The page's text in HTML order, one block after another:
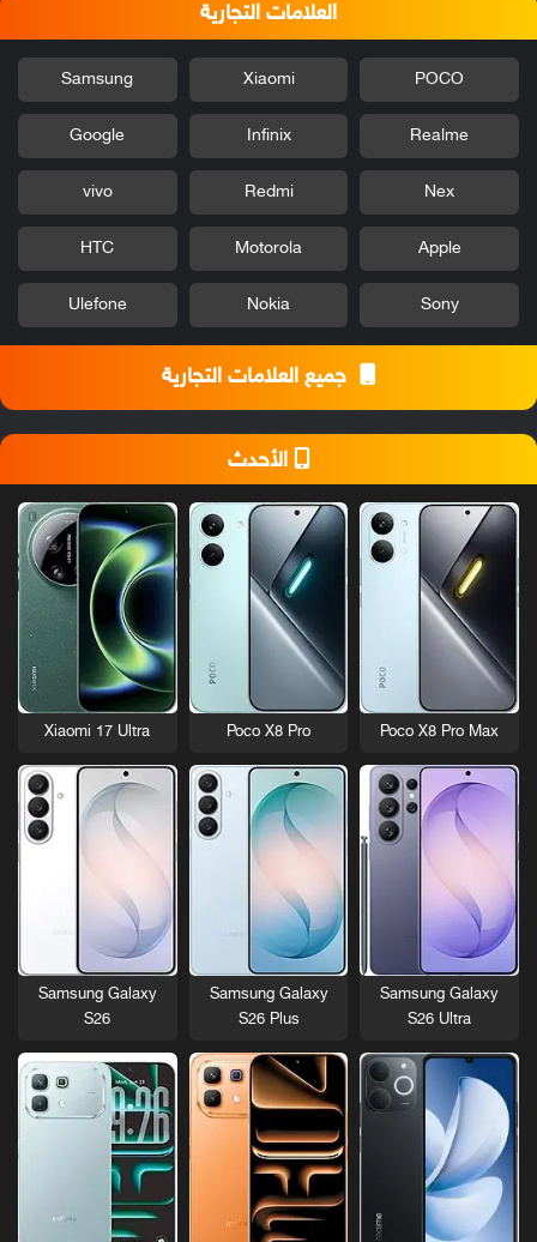
العلامات التجارية
POCO
Xiaomi
Samsung
Realme
Infinix
Google
Nex
Redmi
vivo
Apple
Motorola
HTC
Sony
Nokia
Ulefone
جميع العلامات التجارية
الأحدث
Poco X8 Pro Max
Poco X8 Pro
Xiaomi 17 Ultra
Samsung Galaxy
S26 Ultra
Samsung Galaxy
S26 Plus
Samsung Galaxy
S26